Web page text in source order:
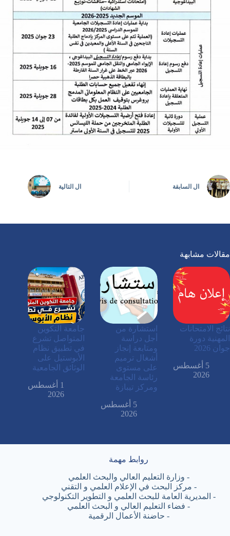
ال السابقة ال التالية
مقالات مشابهة
نتائج الامتحانات
المهنية دورة
جوان 2026
5 أغسطس
2026
استشارة من
أجل دراسة
ومتابعة إنجاز
أشغال ترميم
على مستوى
رئاسة الجامعة
ومركز تيبازة
5 أغسطس
2026
جامعة التكوين
المتواصل تشرع
في تطبيق نظام
الأبوستيل على
الوثائق الجامعية
1 أغسطس
2026
روابط مهمة
- وزارة التعليم العالي والبحث العلمي
- مركز البحث في الإعلام العلمي و التقني
- المديرية العامة للبحث العلمي و التطوير التكنولوجي
- فضاء التعليم العالي و البحث العلمي
- حاضنة الأعمال الرقمية